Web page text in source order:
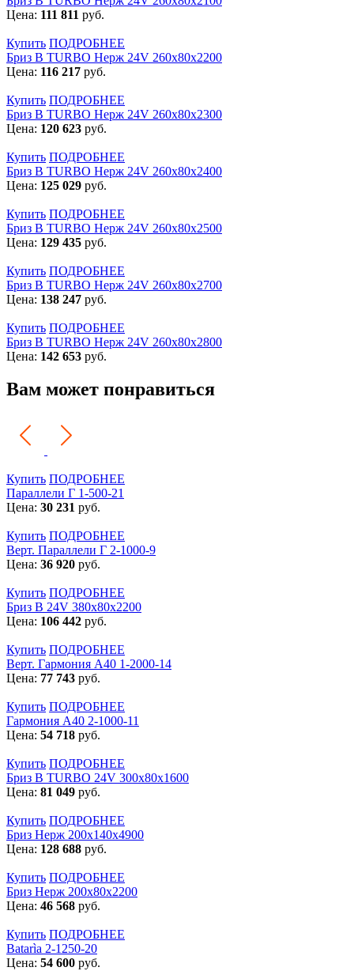
Цена: 111 811 руб.
Купить ПОДРОБНЕЕ
Бриз В TURBO Нерж 24V 260х80х2200
Цена: 116 217 руб.
Купить ПОДРОБНЕЕ
Бриз В TURBO Нерж 24V 260х80х2300
Цена: 120 623 руб.
Купить ПОДРОБНЕЕ
Бриз В TURBO Нерж 24V 260х80х2400
Цена: 125 029 руб.
Купить ПОДРОБНЕЕ
Бриз В TURBO Нерж 24V 260х80х2500
Цена: 129 435 руб.
Купить ПОДРОБНЕЕ
Бриз В TURBO Нерж 24V 260х80х2700
Цена: 138 247 руб.
Купить ПОДРОБНЕЕ
Бриз В TURBO Нерж 24V 260х80х2800
Цена: 142 653 руб.
Вам может понравиться
Купить ПОДРОБНЕЕ
Параллели Г 1-500-21
Цена: 30 231 руб.
Купить ПОДРОБНЕЕ
Верт. Параллели Г 2-1000-9
Цена: 36 920 руб.
Купить ПОДРОБНЕЕ
Бриз В 24V 380x80x2200
Цена: 106 442 руб.
Купить ПОДРОБНЕЕ
Верт. Гармония А40 1-2000-14
Цена: 77 743 руб.
Купить ПОДРОБНЕЕ
Гармония А40 2-1000-11
Цена: 54 718 руб.
Купить ПОДРОБНЕЕ
Бриз В TURBO 24V 300х80х1600
Цена: 81 049 руб.
Купить ПОДРОБНЕЕ
Бриз Нерж 200х140х4900
Цена: 128 688 руб.
Купить ПОДРОБНЕЕ
Бриз Нерж 200х80х2200
Цена: 46 568 руб.
Купить ПОДРОБНЕЕ
Batarìa 2-1250-20
Цена: 54 600 руб.